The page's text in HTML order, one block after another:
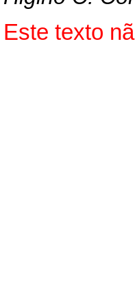
Este texto